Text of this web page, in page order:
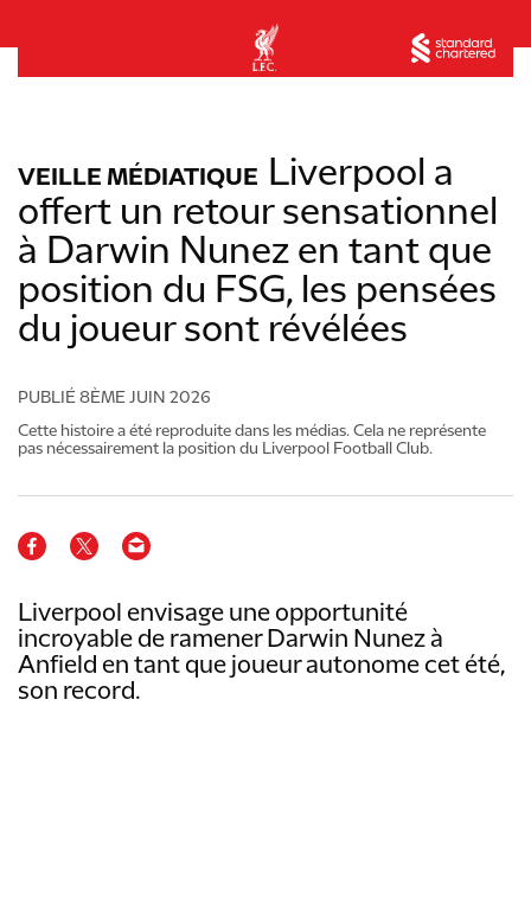
VEILLE MÉDIATIQUE
Liverpool a
offert un retour sensationnel
à Darwin Nunez en tant que
position du FSG, les pensées
du joueur sont révélées
PUBLIÉ 8ÈME JUIN 2026
Cette histoire a été reproduite dans les médias. Cela ne représente
pas nécessairement la position du Liverpool Football Club.
Liverpool envisage une opportunité
incroyable de ramener Darwin Nunez à
Anfield en tant que joueur autonome cet été,
son record.